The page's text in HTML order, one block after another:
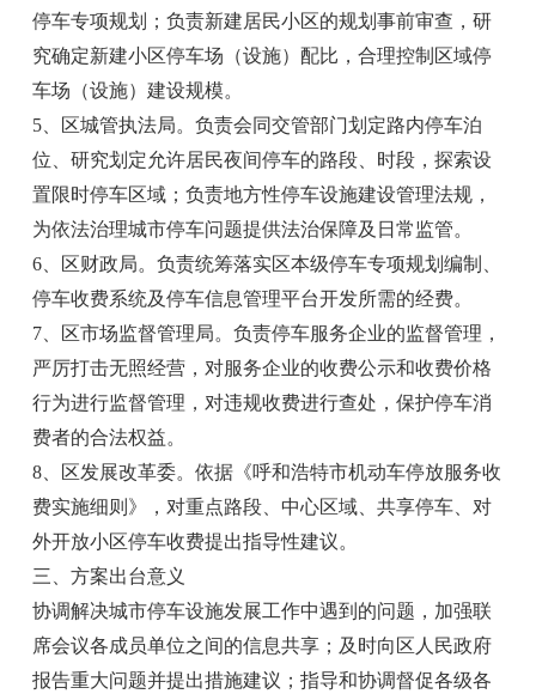
停车专项规划；负责新建居民小区的规划事前审查，研
究确定新建小区停车场（设施）配比，合理控制区域停
车场（设施）建设规模。
5、区城管执法局。负责会同交管部门划定路内停车泊
位、研究划定允许居民夜间停车的路段、时段，探索设
置限时停车区域；负责地方性停车设施建设管理法规，
为依法治理城市停车问题提供法治保障及日常监管。
6、区财政局。负责统筹落实区本级停车专项规划编制、
停车收费系统及停车信息管理平台开发所需的经费。
7、区市场监督管理局。负责停车服务企业的监督管理，
严厉打击无照经营，对服务企业的收费公示和收费价格
行为进行监督管理，对违规收费进行查处，保护停车消
费者的合法权益。
8、区发展改革委。依据《呼和浩特市机动车停放服务收
费实施细则》，对重点路段、中心区域、共享停车、对
外开放小区停车收费提出指导性建议。
三、方案出台意义
协调解决城市停车设施发展工作中遇到的问题，加强联
席会议各成员单位之间的信息共享；及时向区人民政府
报告重大问题并提出措施建议；指导和协调督促各级各